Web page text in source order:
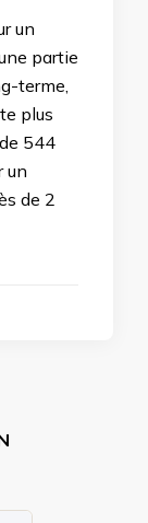
un
partie
terme,
plus
544
un
de 2